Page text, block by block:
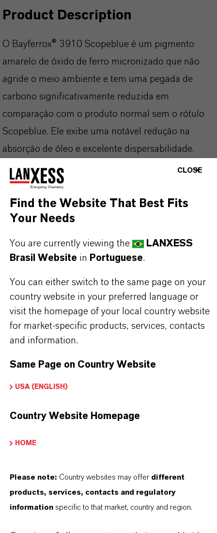
Product Description
O Bayferrox® 3910 Scopeblue é um pigmento
amarelo de óxido de ferro micronizado que não
agride o meio ambiente e tem uma pegada de
carbono significativamente reduzida em
comparação com o produto normal sem o rótulo
Scopeblue. Ele exibe uma notável redução na
absorção de óleo e excelente dispersabilidade.
Pertence à gama de Pigmentos de Alta
Performance e atende aos mais altos requisitos
necessários na indústria de tintas e revestimentos.
INFORMAÇÕES SOBRE O PRODUTO
de produto
de Cor
de entrega
de cores
CLOSE
Find the Website That Best Fits
Your Needs
You are currently viewing the
LANXESS
Brasil Website in Portuguese.
You can either switch to the same page on your
country website in your preferred language or
visit the homepage of your local country website
for market-specific products, services, contacts
and information.
Same Page on Country Website
USA (ENGLISH)
Country Website Homepage
HOME
Please note: Country websites may offer different
products, services, contacts and regulatory
information specific to that market, country and region.